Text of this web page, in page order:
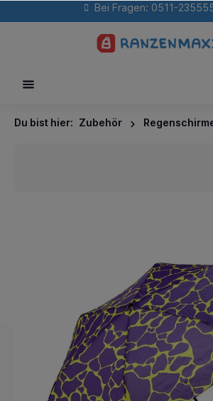
Bei Fragen: 0511-
Du bist hier: Zubehör